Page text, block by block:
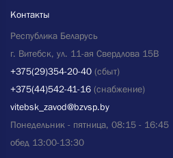
Контакты
Республика Беларусь
г. Витебск, ул. 11-ая Свердлова 15B
+375(29)354-20-40 (сбыт)
+375(44)542-41-16 (снабжение)
vitebsk_zavod@bzvsp.by
Понедельник - пятница, 08:15 - 16:45
обед 13:00-13:30